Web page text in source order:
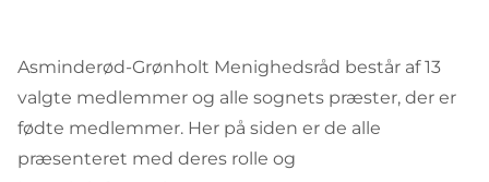
Asminderød-Grønholt Menighedsråd består af 13
valgte medlemmer og alle sognets præster, der er
fødte medlemmer. Her på siden er de alle
præsenteret med deres rolle og